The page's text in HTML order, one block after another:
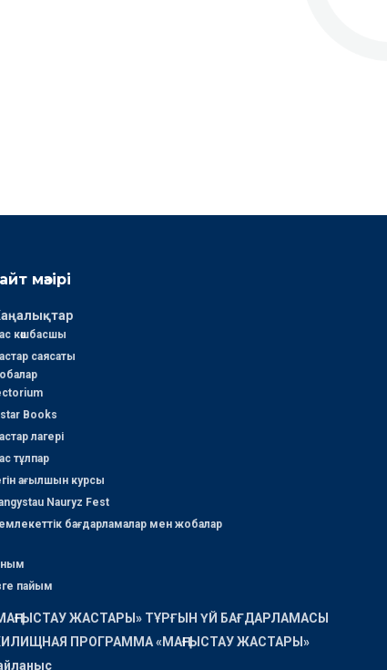
мәзірі
көшбасшы
саясаты
Books
лагері
тұлпар
ағылшын курсы
Nauryz Fest
бағдарламалар мен жобалар
пайым
ЖАСТАРЫ» ТҰРҒЫН ҮЙ БАҒДАРЛАМАСЫ
ПРОГРАММА «МАҢҒЫСТАУ ЖАСТАРЫ»